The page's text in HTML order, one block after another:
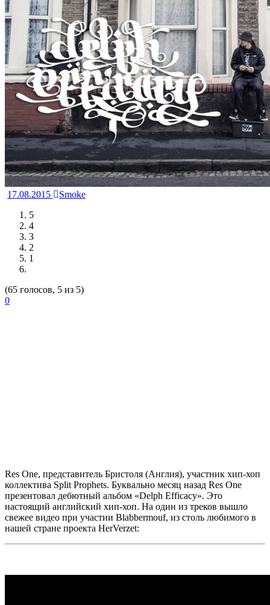
17.08.2015
Smoke
5
4
3
2
1
(65 голосов, 5 из 5)
0
Res One, представитель Бристоля (Англия), участник хип-хоп
коллектива Split Prophets. Буквально месяц назад Res One
презентовал дебютный альбом «Delph Efficacy». Это
настоящий английский хип-хоп. На один из треков вышло
свежее видео при участии Blabbermouf, из столь любимого в
нашей стране проекта HerVerzet: